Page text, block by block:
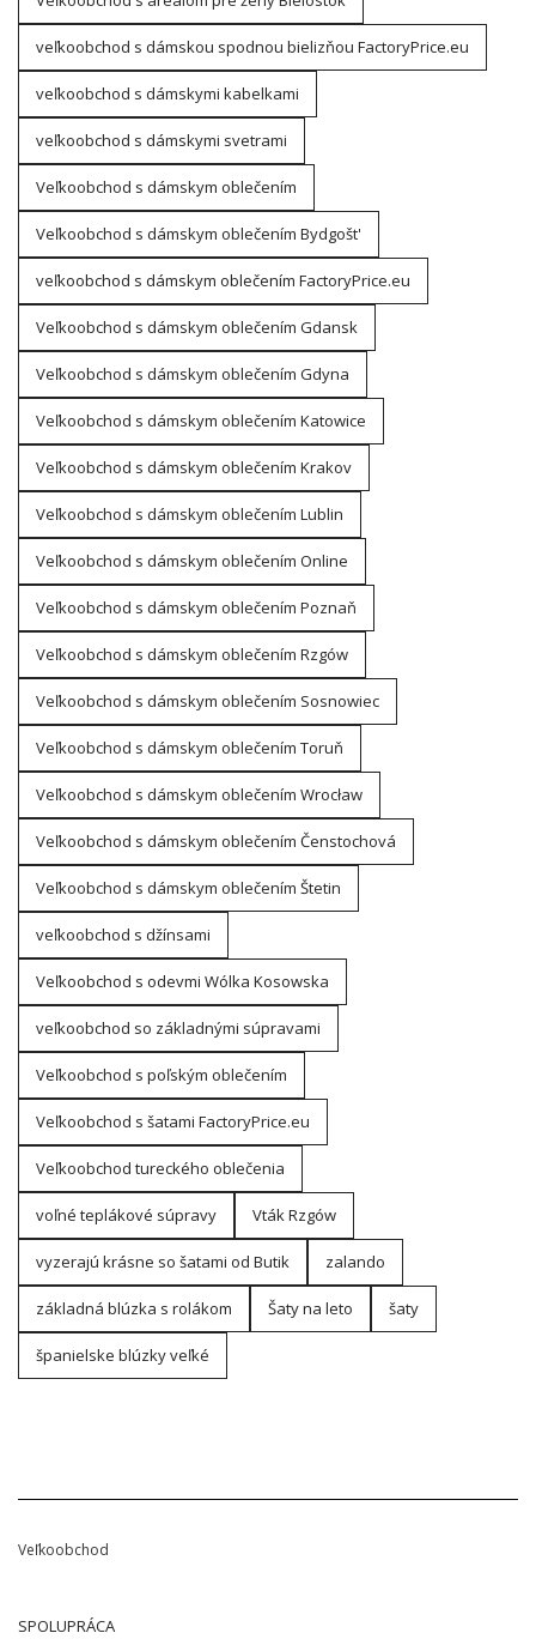
veľkoobchod s dámskou spodnou bielizňou FactoryPrice.eu
veľkoobchod s dámskymi kabelkami
veľkoobchod s dámskymi svetrami
Veľkoobchod s dámskym oblečením
Veľkoobchod s dámskym oblečením Bydgošt'
veľkoobchod s dámskym oblečením FactoryPrice.eu
Veľkoobchod s dámskym oblečením Gdansk
Veľkoobchod s dámskym oblečením Gdyna
Veľkoobchod s dámskym oblečením Katowice
Veľkoobchod s dámskym oblečením Krakov
Veľkoobchod s dámskym oblečením Lublin
Veľkoobchod s dámskym oblečením Online
Veľkoobchod s dámskym oblečením Poznaň
Veľkoobchod s dámskym oblečením Rzgów
Veľkoobchod s dámskym oblečením Sosnowiec
Veľkoobchod s dámskym oblečením Toruň
Veľkoobchod s dámskym oblečením Wrocław
Veľkoobchod s dámskym oblečením Čenstochová
Veľkoobchod s dámskym oblečením Štetin
veľkoobchod s džínsami
Veľkoobchod s odevmi Wólka Kosowska
veľkoobchod so základnými súpravami
Veľkoobchod s poľským oblečením
Veľkoobchod s šatami FactoryPrice.eu
Veľkoobchod tureckého oblečenia
voľné teplákové súpravy Vták Rzgów
vyzerajú krásne so šatami od Butik zalando
základná blúzka s rolákom Šaty na leto šaty
španielske blúzky veľké
Veľkoobchod
SPOLUPRÁCA